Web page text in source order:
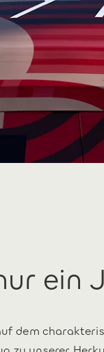
ein
dem